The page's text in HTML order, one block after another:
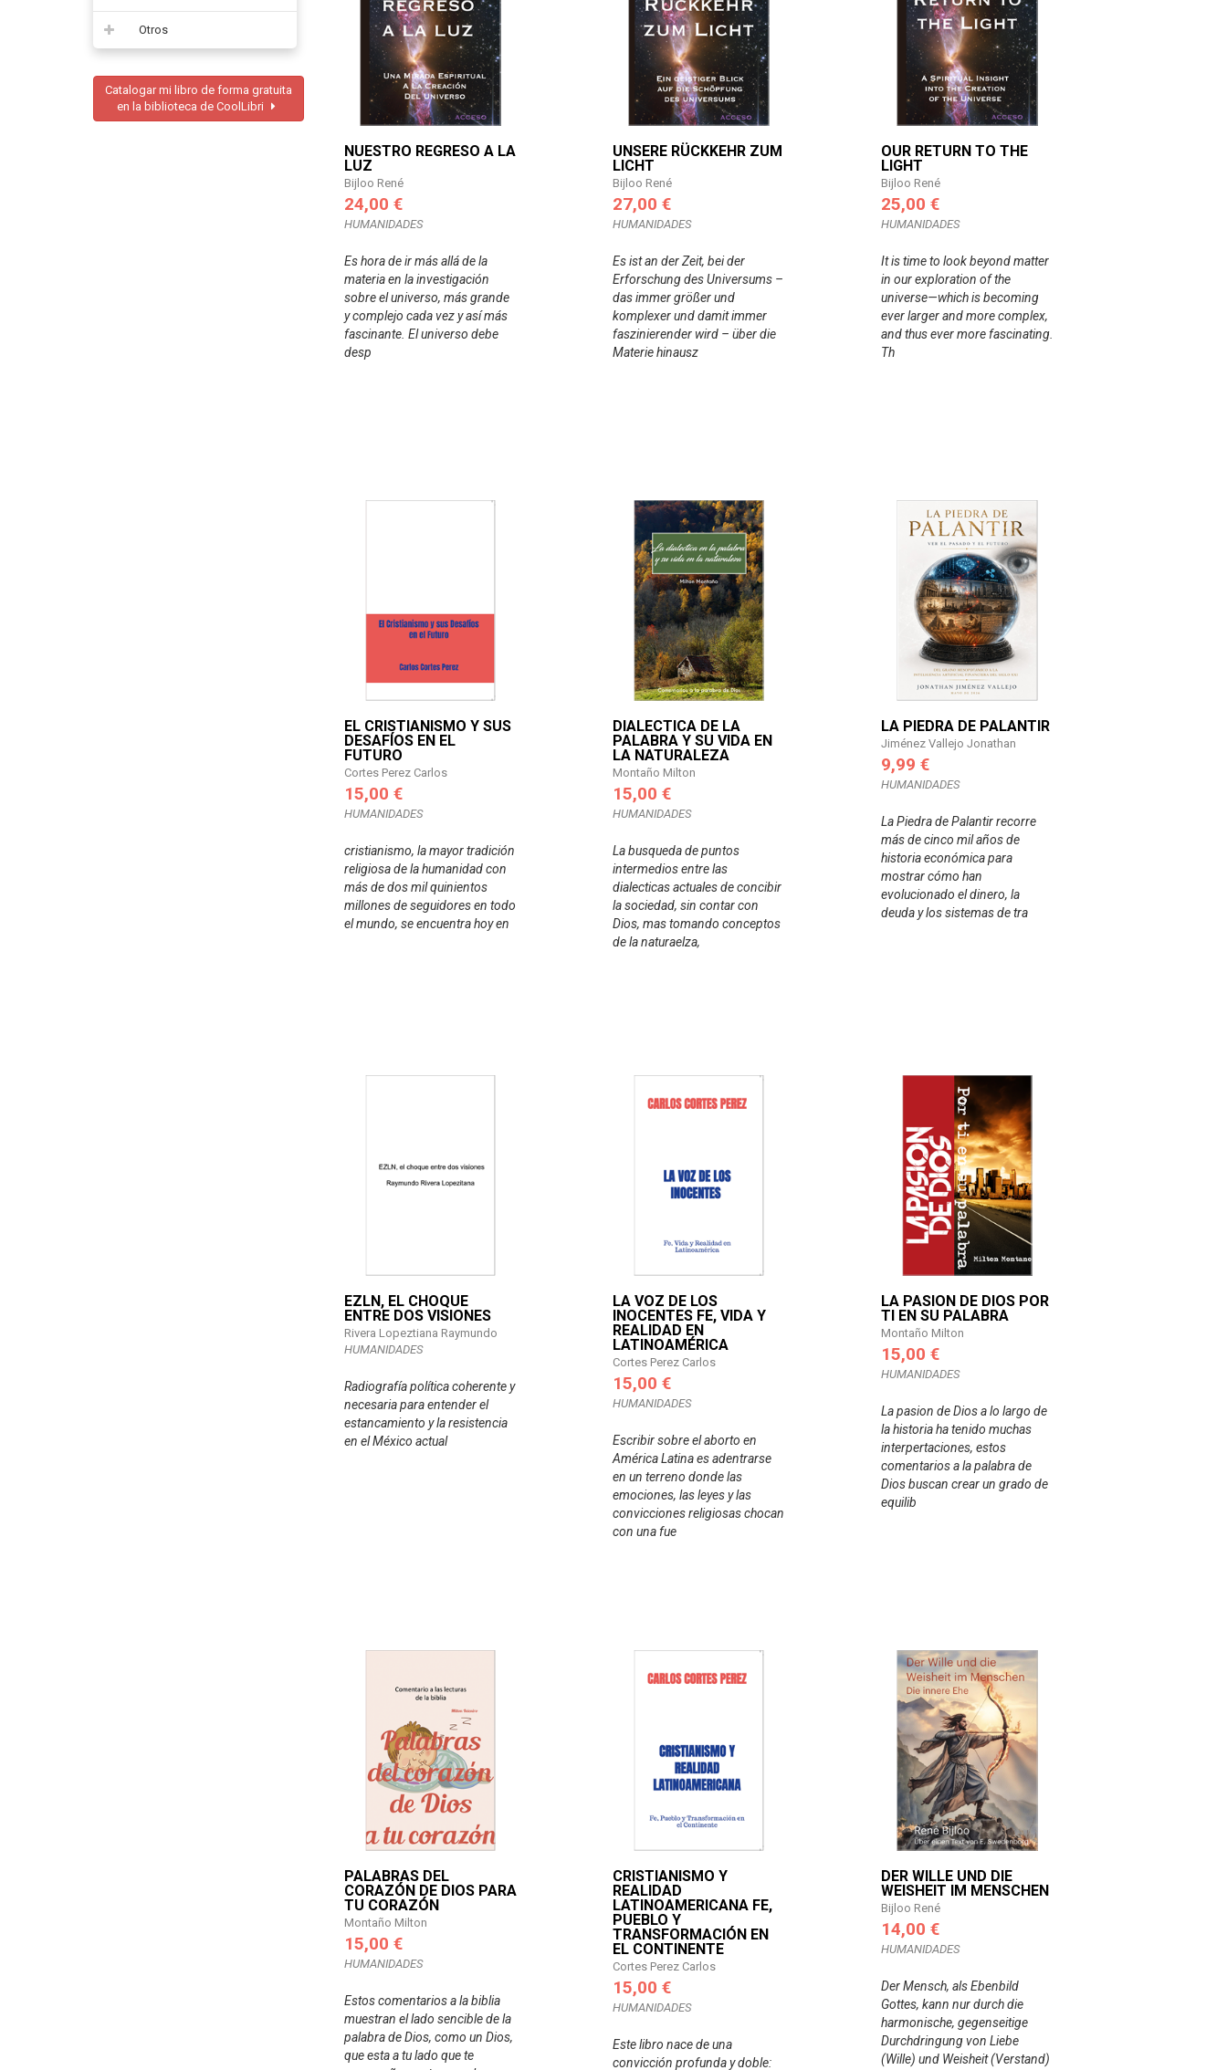
Otros
Catalogar mi libro de forma gratuita
en la biblioteca de CoolLibri
NUESTRO REGRESO A LA
LUZ
Bijloo René
24,00 €
HUMANIDADES
Es hora de ir más allá de la
materia en la investigación
sobre el universo, más grande
y complejo cada vez y así más
fascinante. El universo debe
desp
UNSERE RÜCKKEHR ZUM
LICHT
Bijloo René
27,00 €
HUMANIDADES
Es ist an der Zeit, bei der
Erforschung des Universums –
das immer größer und
komplexer und damit immer
faszinierender wird – über die
Materie hinausz
OUR RETURN TO THE
LIGHT
Bijloo René
25,00 €
HUMANIDADES
It is time to look beyond matter
in our exploration of the
universe—which is becoming
ever larger and more complex,
and thus ever more fascinating.
Th
EL CRISTIANISMO Y SUS
DESAFÍOS EN EL
FUTURO
Cortes Perez Carlos
15,00 €
HUMANIDADES
cristianismo, la mayor tradición
religiosa de la humanidad con
más de dos mil quinientos
millones de seguidores en todo
el mundo, se encuentra hoy en
DIALECTICA DE LA
PALABRA Y SU VIDA EN
LA NATURALEZA
Montaño Milton
15,00 €
HUMANIDADES
La busqueda de puntos
intermedios entre las
dialecticas actuales de concibir
la sociedad, sin contar con
Dios, mas tomando conceptos
de la naturaelza,
LA PIEDRA DE PALANTIR
Jiménez Vallejo Jonathan
9,99 €
HUMANIDADES
La Piedra de Palantir recorre
más de cinco mil años de
historia económica para
mostrar cómo han
evolucionado el dinero, la
deuda y los sistemas de tra
EZLN, EL CHOQUE
ENTRE DOS VISIONES
Rivera Lopeztiana Raymundo
HUMANIDADES
Radiografía política coherente y
necesaria para entender el
estancamiento y la resistencia
en el México actual
LA VOZ DE LOS
INOCENTES FE, VIDA Y
REALIDAD EN
LATINOAMÉRICA
Cortes Perez Carlos
15,00 €
HUMANIDADES
Escribir sobre el aborto en
América Latina es adentrarse
en un terreno donde las
emociones, las leyes y las
convicciones religiosas chocan
con una fue
LA PASION DE DIOS POR
TI EN SU PALABRA
Montaño Milton
15,00 €
HUMANIDADES
La pasion de Dios a lo largo de
la historia ha tenido muchas
interpertaciones, estos
comentarios a la palabra de
Dios buscan crear un grado de
equilib
PALABRAS DEL
CORAZÓN DE DIOS PARA
TU CORAZÓN
Montaño Milton
15,00 €
HUMANIDADES
Estos comentarios a la biblia
muestran el lado sencible de la
palabra de Dios, como un Dios,
que esta a tu lado que te
CRISTIANISMO Y
REALIDAD
LATINOAMERICANA FE,
PUEBLO Y
TRANSFORMACIÓN EN
EL CONTINENTE
Cortes Perez Carlos
15,00 €
HUMANIDADES
Este libro nace de una
convicción profunda y doble:
DER WILLE UND DIE
WEISHEIT IM MENSCHEN
Bijloo René
14,00 €
HUMANIDADES
Der Mensch, als Ebenbild
Gottes, kann nur durch die
harmonische, gegenseitige
Durchdringung von Liebe
(Wille) und Weisheit (Verstand)